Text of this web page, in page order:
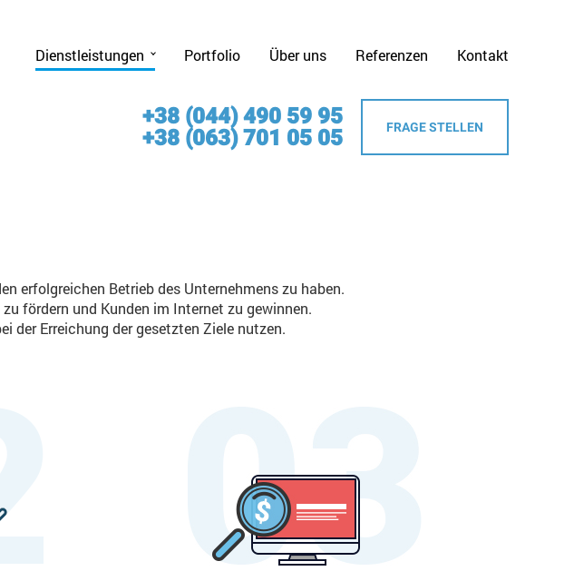
Dienstleistungen Portfolio Über uns Referenzen Kontakt
+38 (044) 490 59 95
+38 (063) 701 05 05
FRAGE STELLEN
erfolgreichen Betrieb des Unternehmens zu haben.
fördern und Kunden im Internet zu gewinnen.
der Erreichung der gesetzten Ziele nutzen.